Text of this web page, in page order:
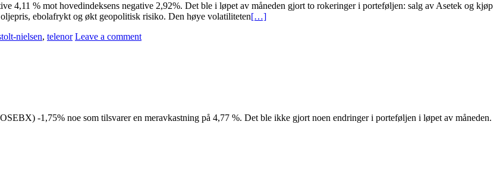
4,11 % mot hovedindeksens negative 2,92%. Det ble i løpet av måneden gjort to rokeringer i porteføljen: salg av Asetek og kjøp
ebolafrykt og økt geopolitisk risiko. Den høye volatiliteten[…]
nielsen, telenor Leave a comment
-1,75% noe som tilsvarer en meravkastning på 4,77 %. Det ble ikke gjort noen endringer i porteføljen i løpet av måneden.